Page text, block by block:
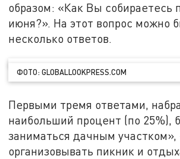
образом: «Как Вы собираетесь
июня?». На этот вопрос можно
несколько ответов.
ФОТО: GLOBALLOOKPRESS.COM
Первыми тремя ответами,
наибольший процент (по 25%),
заниматься дачным участком»,
организовывать пикник и